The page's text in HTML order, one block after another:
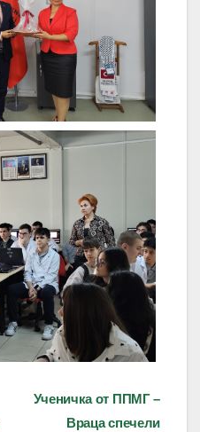
Ученичка от ППМГ –
Враца спечели